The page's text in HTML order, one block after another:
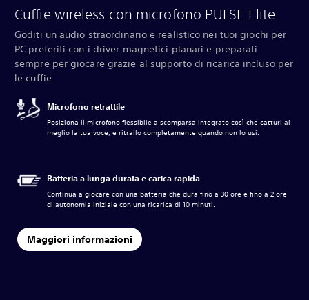
Cuffie wireless con microfono PULSE Elite
Goditi un audio straordinario e realistico nei tuoi giochi per
PC preferiti con i driver magnetici planari e preparati
sempre per giocare grazie al supporto di ricarica incluso per
le cuffie.
Microfono retrattile
Posiziona il microfono flessibile a scomparsa integrato così che catturi al
meglio la tua voce, e ritrailo completamente quando non lo usi.
Batteria a lunga durata e carica rapida
Continua a giocare con una batteria che dura fino a 30 ore e fino a 2 ore
di autonomia iniziale con una ricarica di 10 minuti.
Maggiori informazioni